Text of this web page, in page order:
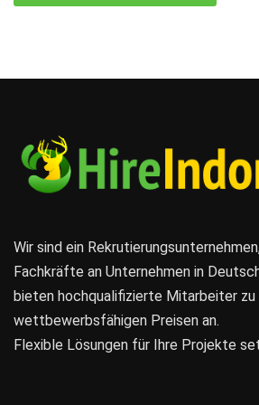
Wir sind ein
Fachkräfte an Unternehmen in
bieten hochqualifizierte Mitarbeiter zu
wettbewerbsfähigen Preisen an.
Flexible Lösungen für Ihre Projekte